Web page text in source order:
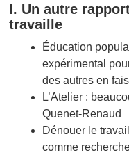
I. Un autre
travaille
Éducation
expérimental
des autres en
L’Atelier :
Quenet-Renaud
Dénouer le
comme